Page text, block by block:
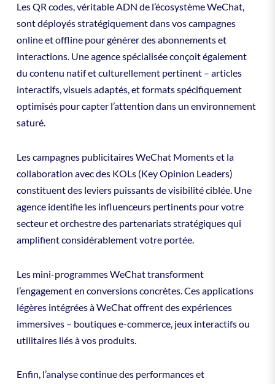
Les QR codes, véritable ADN de l’écosystème WeChat,
sont déployés stratégiquement dans vos campagnes
online et offline pour générer des abonnements et
interactions. Une agence spécialisée conçoit également
du contenu natif et culturellement pertinent – articles
interactifs, visuels adaptés, et formats spécifiquement
optimisés pour capter l’attention dans un environnement
saturé.
Les campagnes publicitaires WeChat Moments et la
collaboration avec des KOLs (Key Opinion Leaders)
constituent des leviers puissants de visibilité ciblée. Une
agence identifie les influenceurs pertinents pour votre
secteur et orchestre des partenariats stratégiques qui
amplifient considérablement votre portée.
Les mini-programmes WeChat transforment
l’engagement en conversions concrètes. Ces applications
légères intégrées à WeChat offrent des expériences
immersives – boutiques e-commerce, jeux interactifs ou
utilitaires liés à vos produits.
Enfin, l’analyse continue des performances et